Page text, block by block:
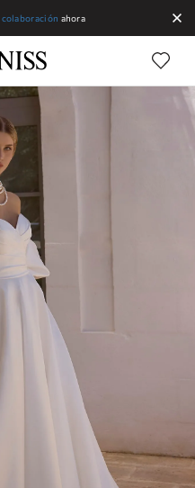
colaboración ahora